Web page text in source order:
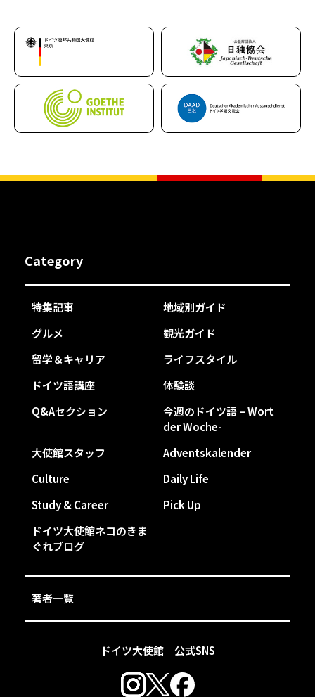
ドイツ大使館 公式SNS
Category
特集記事
地域別ガイド
グルメ
観光ガイド
留学＆キャリア
ライフスタイル
ドイツ語講座
体験談
Q&Aセクション
今週のドイツ語 – Wort
der Woche-
大使館スタッフ
Adventskalender
Culture
Daily Life
Study & Career
Pick Up
ドイツ大使館ネコのきま
ぐれブログ
著者一覧